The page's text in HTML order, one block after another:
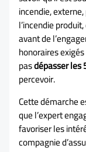
incendie,
l’incendie
avant de
honoraires
pasdépasser les
percevoir.
Cette démarche
que l’expert
favoriser les
compagnie